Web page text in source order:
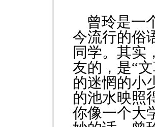
曾玲是一
今流行的俗
同学。其实
友的，是“
的迷惘的小
的池水映照
你像一个大